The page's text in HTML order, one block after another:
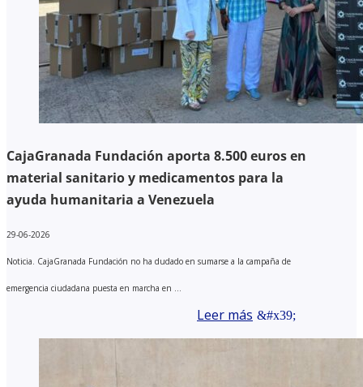
CajaGranada Fundación aporta 8.500 euros en
material sanitario y medicamentos para la
ayuda humanitaria a Venezuela
29-06-2026
Noticia. CajaGranada Fundación no ha dudado en sumarse a la campaña de
emergencia ciudadana puesta en marcha en ...
Leer más